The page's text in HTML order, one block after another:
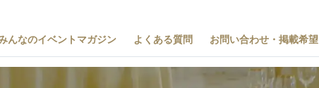
んなのイベントマガジン よくある質問 お問い合わせ・掲載希望